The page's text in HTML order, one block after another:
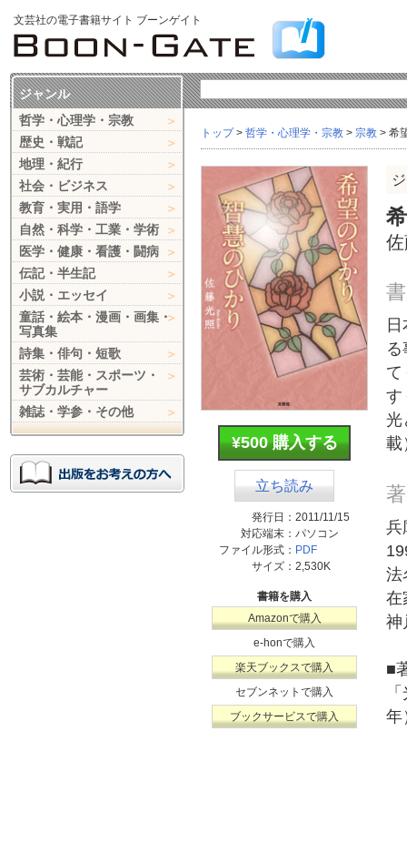
文芸社の電子書籍サイト ブーンゲイト
トップ> 哲学・心理学・宗教 > 宗教 > 希
¥500 購入する
立ち読み
発行日： 2011/11/15
対応端末： パソコン
ファイル形式： PDF
サイズ： 2,530K
書籍を購入
Amazonで購入
e-honで購入
楽天ブックスで購入
セブンネットで購入
ブックサービスで購入
て
す
光
載
兵
法
在
神
■
年
ジャンル
哲学・心理学・宗教
歴史・戦記
地理・紀行
社会・ビジネス
教育・実用・語学
自然・科学・工業・学術
医学・健康・看護・闘病
伝記・半生記
小説・エッセイ
童話・絵本・漫画・画集・
写真集
詩集・俳句・短歌
芸術・芸能・スポーツ・
サブカルチャー
雑誌・学参・その他